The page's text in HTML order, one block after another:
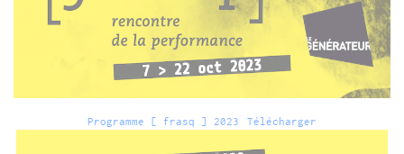
Programme [ frasq ] 2023 Télécharger